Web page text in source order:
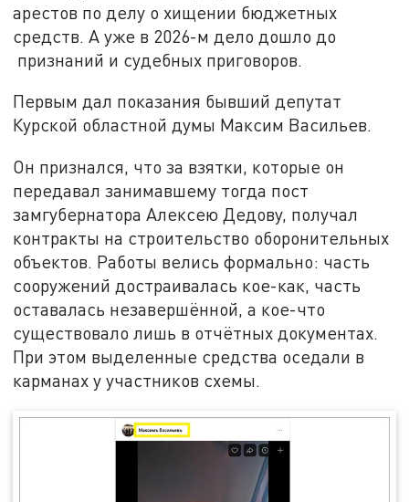
арестов по делу о хищении бюджетных
средств. А уже в 2026-м дело дошло до
признаний и судебных приговоров.
Первым дал показания бывший депутат
Курской областной думы Максим Васильев.
Он признался, что за взятки, которые он
передавал занимавшему тогда пост
замгубернатора Алексею Дедову, получал
контракты на строительство оборонительных
объектов. Работы велись формально: часть
сооружений достраивалась кое-как, часть
оставалась незавершённой, а кое-что
существовало лишь в отчётных документах.
При этом выделенные средства оседали в
карманах у участников схемы.